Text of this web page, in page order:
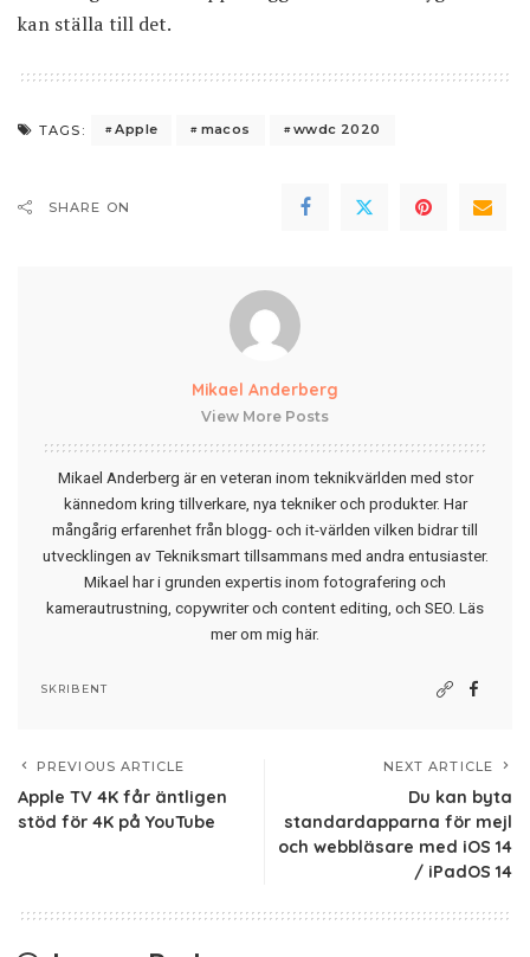
kan ställa till det.
TAGS: Apple macos wwdc 2020
SHARE ON
Mikael Anderberg
View More Posts
Mikael Anderberg är en veteran inom teknikvärlden med stor
kännedom kring tillverkare, nya tekniker och produkter. Har
mångårig erfarenhet från blogg- och it-världen vilken bidrar till
utvecklingen av Tekniksmart tillsammans med andra entusiaster.
Mikael har i grunden expertis inom fotografering och
kamerautrustning, copywriter och content editing, och SEO. Läs
mer om mig här.
SKRIBENT
PREVIOUS ARTICLE
Apple TV 4K får äntligen
stöd för 4K på YouTube
NEXT ARTICLE
Du kan byta
standardapparna för mejl
och webbläsare med iOS 14
/ iPadOS 14